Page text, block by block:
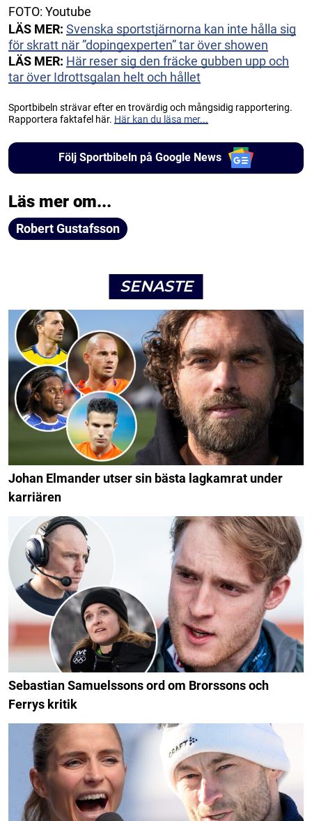
FOTO: Youtube
LÄS MER: Svenska sportstjärnorna kan inte hålla sig
för skratt när ”dopingexperten” tar över showen
LÄS MER: Här reser sig den fräcke gubben upp och
tar över Idrottsgalan helt och hållet
Sportbibeln strävar efter en trovärdig och mångsidig rapportering.
Rapportera faktafel här. Här kan du läsa mer...
Följ Sportbibeln på Google News
Läs mer om...
Robert Gustafsson
SENASTE
Johan Elmander utser sin bästa lagkamrat under
karriären
Sebastian Samuelssons ord om Brorssons och
Ferrys kritik